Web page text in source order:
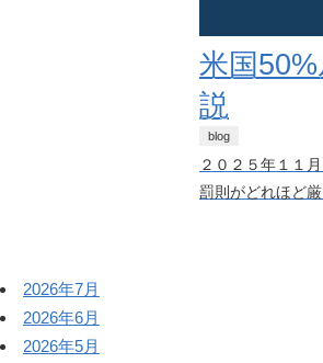
米国
説
blog
２０２５年１１
罰則がどれほど
2026年7月
2026年6月
2026年5月